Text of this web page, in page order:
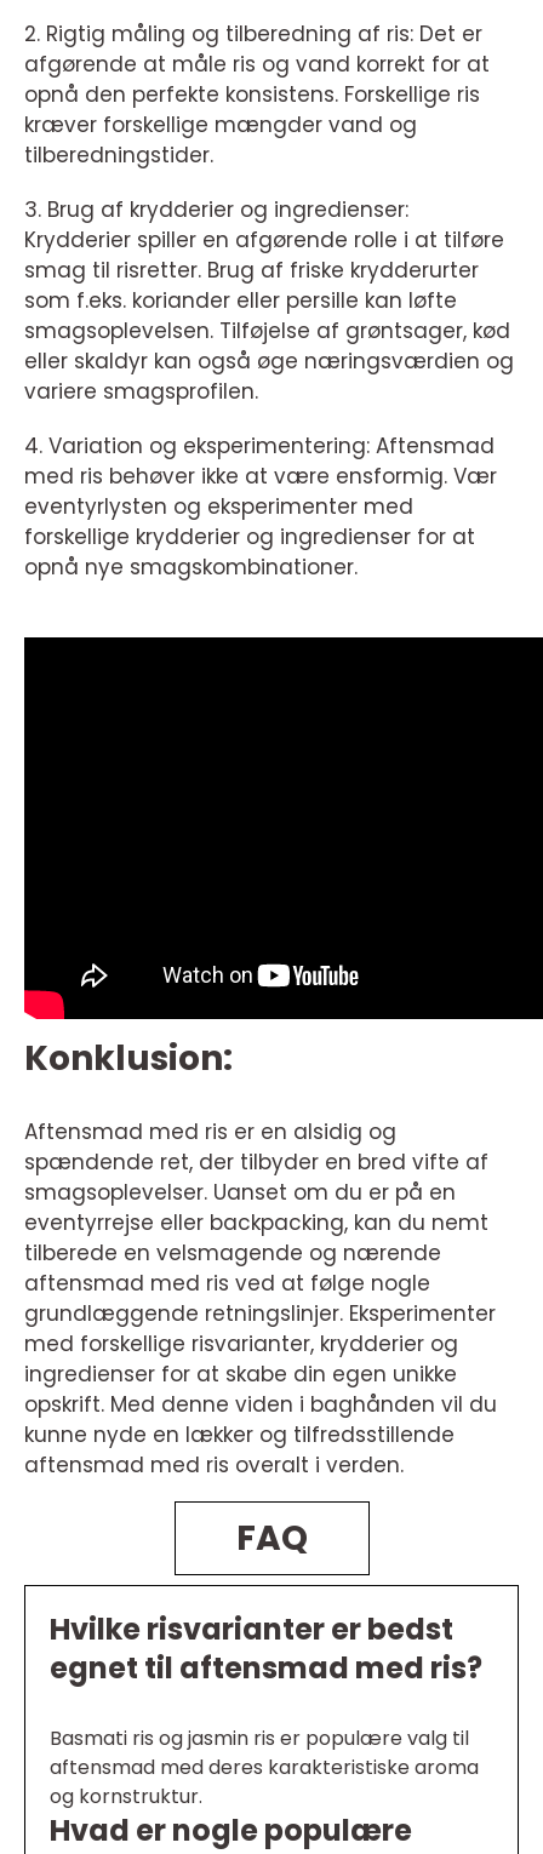
2. Rigtig måling og tilberedning af ris: Det er
afgørende at måle ris og vand korrekt for at
opnå den perfekte konsistens. Forskellige ris
kræver forskellige mængder vand og
tilberedningstider.
3. Brug af krydderier og ingredienser:
Krydderier spiller en afgørende rolle i at tilføre
smag til risretter. Brug af friske krydderurter
som f.eks. koriander eller persille kan løfte
smagsoplevelsen. Tilføjelse af grøntsager, kød
eller skaldyr kan også øge næringsværdien og
variere smagsprofilen.
4. Variation og eksperimentering: Aftensmad
med ris behøver ikke at være ensformig. Vær
eventyrlysten og eksperimenter med
forskellige krydderier og ingredienser for at
opnå nye smagskombinationer.
Konklusion:
Aftensmad med ris er en alsidig og
spændende ret, der tilbyder en bred vifte af
smagsoplevelser. Uanset om du er på en
eventyrrejse eller backpacking, kan du nemt
tilberede en velsmagende og nærende
aftensmad med ris ved at følge nogle
grundlæggende retningslinjer. Eksperimenter
med forskellige risvarianter, krydderier og
ingredienser for at skabe din egen unikke
opskrift. Med denne viden i baghånden vil du
kunne nyde en lækker og tilfredsstillende
aftensmad med ris overalt i verden.
FAQ
Hvilke risvarianter er bedst
egnet til aftensmad med ris?
Basmati ris og jasmin ris er populære valg til
aftensmad med deres karakteristiske aroma
og kornstruktur.
Hvad er nogle populære